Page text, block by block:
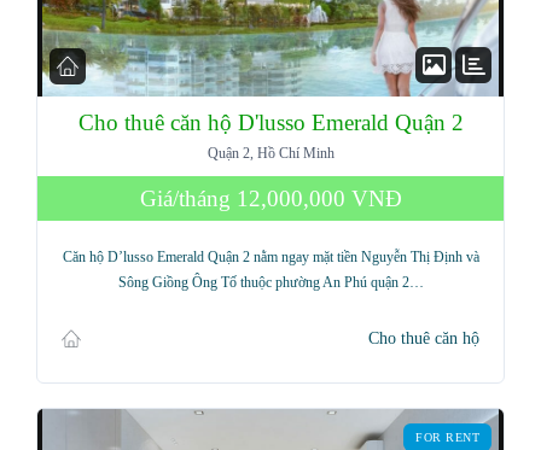
Cho thuê căn hộ D'lusso Emerald Quận 2
Quận 2, Hồ Chí Minh
Giá/tháng 12,000,000 VNĐ
Căn hộ D’lusso Emerald Quận 2 nằm ngay mặt tiền Nguyễn Thị Định và
Sông Giồng Ông Tố thuộc phường An Phú quận 2…
Cho thuê căn hộ
FOR RENT
Log in
Don't have an account?Sign Up
Username